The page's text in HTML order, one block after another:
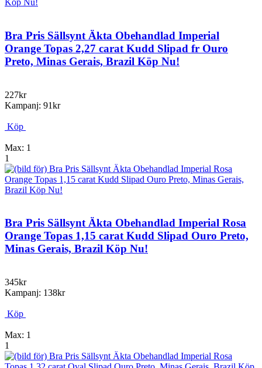
Bra Pris Sällsynt Äkta Obehandlad Imperial
Orange Topas 2,27 carat Kudd Slipad fr Ouro
Preto, Minas Gerais, Brazil Köp Nu!
227kr
Kampanj: 91kr
Köp
Max: 1
1
Bra Pris Sällsynt Äkta Obehandlad Imperial Rosa
Orange Topas 1,15 carat Kudd Slipad Ouro Preto,
Minas Gerais, Brazil Köp Nu!
345kr
Kampanj: 138kr
Köp
Max: 1
1